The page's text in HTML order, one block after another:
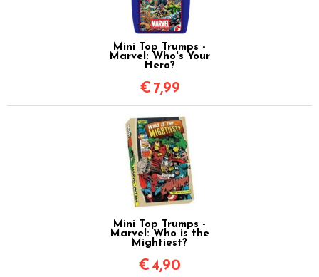
Mini Top Trumps -
Marvel: Who's Your
Hero?
€ 7,99
Mini Top Trumps -
Marvel: Who is the
Mightiest?
€4,90